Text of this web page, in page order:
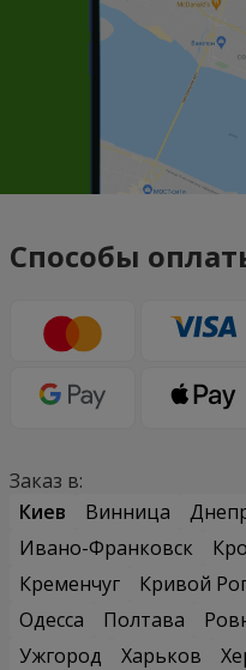
Способы
Заказ в:
Киев
Винница
Ивано-Франковск
Кременчуг
Кривой
Одесса
Полтава
Ужгород
Харьков